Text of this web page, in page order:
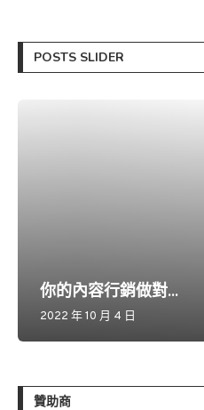
POSTS SLIDER
你的內容行銷做對...
2022 年 10 月 4 日
贊助商